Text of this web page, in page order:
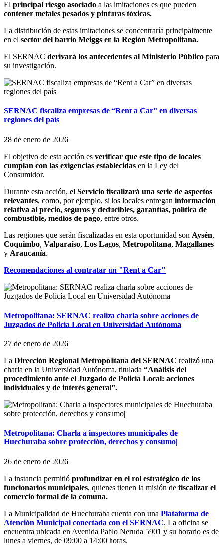
El principal riesgo asociado a las imitaciones es que pueden
contener metales pesados y pinturas tóxicas.
La distribución de estas imitaciones se concentraría principalmente
en el sector del barrio Meiggs en la Región Metropolitana.
El SERNAC derivará los antecedentes al Ministerio Público para
su investigación.
SERNAC fiscaliza empresas de “Rent a Car” en diversas
regiones del país
28 de enero de 2026
El objetivo de esta acción es verificar que este tipo de locales
cumplan con las exigencias establecidas en la Ley del
Consumidor.
Durante esta acción, el Servicio fiscalizará una serie de aspectos
relevantes, como, por ejemplo, si los locales entregan información
relativa al precio, seguros y deducibles, garantías, política de
combustible, medios de pago, entre otros.
Las regiones que serán fiscalizadas en esta oportunidad son Aysén,
Coquimbo, Valparaíso, Los Lagos, Metropolitana, Magallanes
y Araucanía.
Recomendaciones al contratar un "Rent a Car"
Metropolitana: SERNAC realiza charla sobre acciones de
Juzgados de Policía Local en Universidad Autónoma
27 de enero de 2026
La Dirección Regional Metropolitana del SERNAC realizó una
charla en la Universidad Autónoma, titulada “Análisis del
procedimiento ante el Juzgado de Policía Local: acciones
individuales y de interés general”.
Metropolitana: Charla a inspectores municipales de
Huechuraba sobre protección, derechos y consumo|
26 de enero de 2026
La instancia permitió profundizar en el rol estratégico de los
funcionarios municipales, quienes tienen la misión de fiscalizar el
comercio formal de la comuna.
La Municipalidad de Huechuraba cuenta con una Plataforma de
Atención Municipal conectada con el SERNAC. La oficina se
encuentra ubicada en Avenida Pablo Neruda 5901 y su horario es de
lunes a viernes, de 09:00 a 14:00 horas.